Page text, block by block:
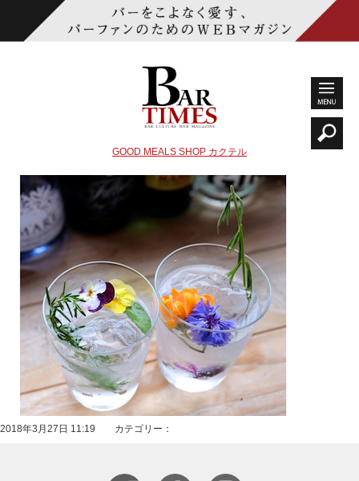
GOOD MEALS SHOP カクテル
2018年3月27日 11:19 カテゴリー：